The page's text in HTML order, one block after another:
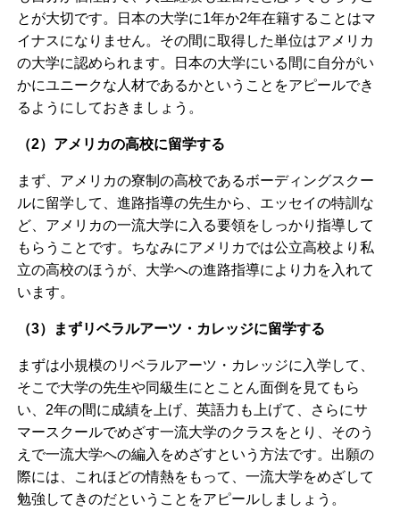
とが大切です。日本の大学に1年か2年在籍することはマ
イナスになりません。その間に取得した単位はアメリカ
の大学に認められます。日本の大学にいる間に自分がい
かにユニークな人材であるかということをアピールでき
るようにしておきましょう。
（2）アメリカの高校に留学する
まず、アメリカの寮制の高校であるボーディングスクー
ルに留学して、進路指導の先生から、エッセイの特訓な
ど、アメリカの一流大学に入る要領をしっかり指導して
もらうことです。ちなみにアメリカでは公立高校より私
立の高校のほうが、大学への進路指導により力を入れて
います。
（3）まずリベラルアーツ・カレッジに留学する
まずは小規模のリベラルアーツ・カレッジに入学して、
そこで大学の先生や同級生にとことん面倒を見てもら
い、2年の間に成績を上げ、英語力も上げて、さらにサ
マースクールでめざす一流大学のクラスをとり、そのう
えで一流大学への編入をめざすという方法です。出願の
際には、これほどの情熱をもって、一流大学をめざして
勉強してきのだということをアピールしましょう。